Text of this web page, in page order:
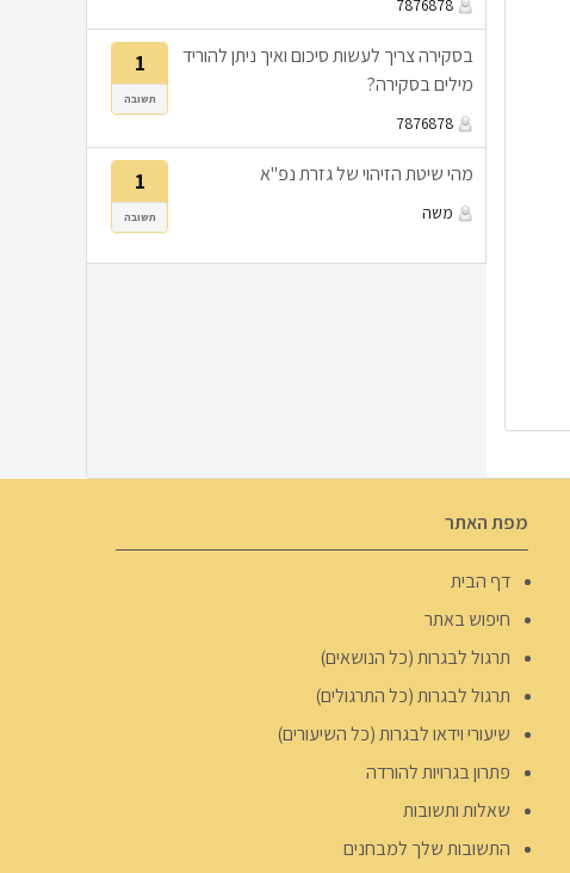
7876878
1
תשובה
בסקירה צריך לעשות סיכום ואיך ניתן להוריד
מילים בסקירה?
7876878
1
תשובה
מהי שיטת הזיהוי של גזרת נפ"א
משה
מפת האתר
דף הבית
חיפוש באתר
תרגול לבגרות (כל הנושאים)
תרגול לבגרות (כל התרגולים)
שיעורי וידאו לבגרות (כל השיעורים)
פתרון בגרויות להורדה
שאלות ותשובות
התשובות שלך למבחנים